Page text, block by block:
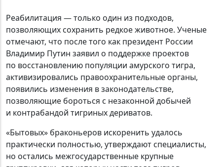
Реабилитация — только один из подходов,
позволяющих сохранить редкое животное. Ученые
отмечают, что после того как президент России
Владимир Путин заявил о поддержке проектов
по восстановлению популяции амурского тигра,
активизировались правоохранительные органы,
появились изменения в законодательстве,
позволяющие бороться с незаконной добычей
и контрабандой тигриных дериватов.
«Бытовых» браконьеров искоренить удалось
практически полностью, утверждают специалисты,
но остались межгосударственные крупные